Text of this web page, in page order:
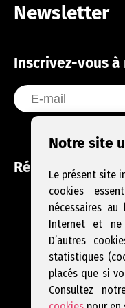
Newsletter
Inscrivez-vous
Réseaux sociaux
Notre site
Le présent site
cookies
nécessaires
Internet et ne
D’autres
statistiques
placés que si
Consultez